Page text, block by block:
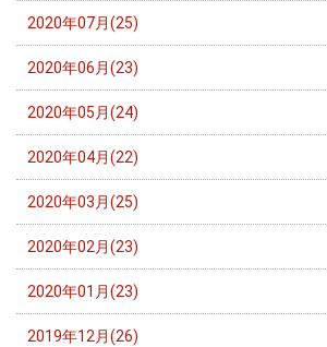
2020年07月(25)
2020年06月(23)
2020年05月(24)
2020年04月(22)
2020年03月(25)
2020年02月(23)
2020年01月(23)
2019年12月(26)